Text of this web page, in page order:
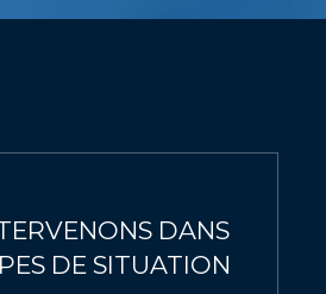
DANS
DE SITUATION